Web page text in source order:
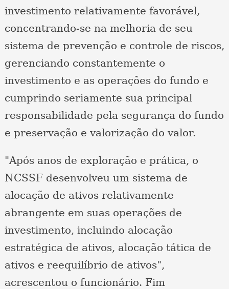
investimento relativamente favorável,
concentrando-se na melhoria de seu
sistema de prevenção e controle de riscos,
gerenciando constantemente o
investimento e as operações do fundo e
cumprindo seriamente sua principal
responsabilidade pela segurança do fundo
e preservação e valorização do valor.
"Após anos de exploração e prática, o
NCSSF desenvolveu um sistema de
alocação de ativos relativamente
abrangente em suas operações de
investimento, incluindo alocação
estratégica de ativos, alocação tática de
ativos e reequilíbrio de ativos",
acrescentou o funcionário. Fim